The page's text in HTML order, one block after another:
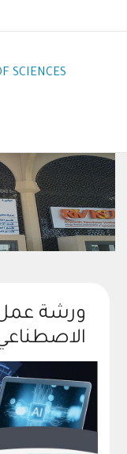
SCIENCES
ورشة عمل